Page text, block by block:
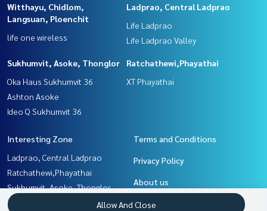
Witthayu, Chidlom,
Langsuan, Ploenchit
life one wireless
Ladprao, Central Ladprao
Life Ladprao
Life Ladprao Valley
Sukhumvit, Asoke, Thonglor
Oka Haus Sukhumvit 36
Ashton Asoke
Ideo Q Sukhumvit 36
Ratchathewi,Phayathai
XT Phayathai
Interesting Zone
Ladprao, Central Ladprao
Ratchathewi,Phayathai
Sukhumvit, Asoke, Thonglor
Witthayu, Chidlom, Langsuan,
Terms and Conditions
Privacy Policy
About us
How to sale-rent
Allow And Close